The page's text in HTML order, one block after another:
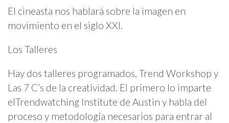
El cineasta nos hablará sobre la imagen en
movimiento en el siglo XXI.
Los Talleres
Hay dos talleres programados, Trend Workshop y
Las 7 C’s de la creatividad. El primero lo imparte
elTrendwatching Institute de Austin y habla del
proceso y metodología necesarios para entrar al